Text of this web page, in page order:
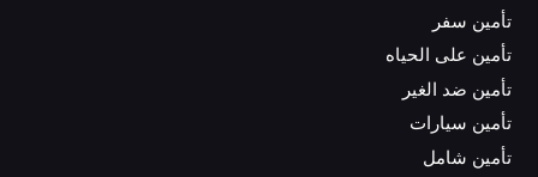
تأمين سفر
تأمين على الحياه
تأمين ضد الغير
تأمين سيارات
تأمين شامل